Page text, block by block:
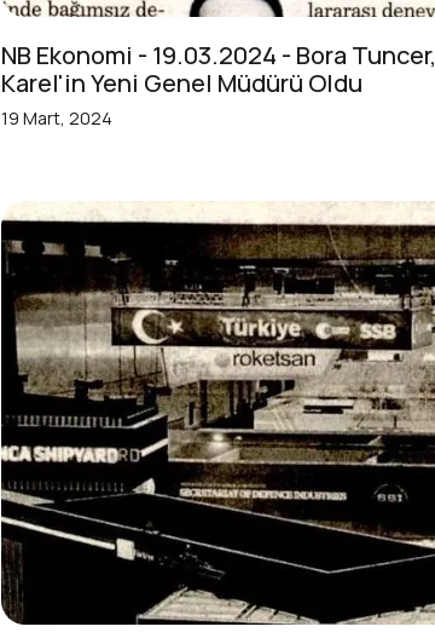
NB Ekonomi - 19.03.2024 - Bora Tuncer,
Karel'in Yeni Genel Müdürü Oldu
19 Mart, 2024